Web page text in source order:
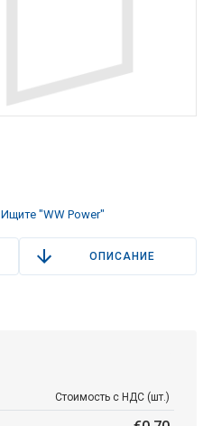
Ищите "WW Power"
ОПИСАНИЕ
Стоимость с НДС (шт.)